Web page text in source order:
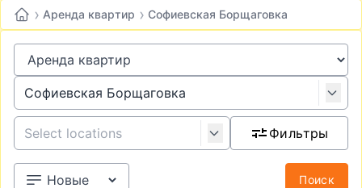
› Аренда квартир › Софиевская Борщаговка
Фильтры
Поиск